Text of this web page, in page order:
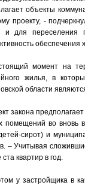
объекты
проекту, -
и для переселения
обеспечения
момент на
жилья, в
области
закона
помещений во вновь
сирот) и
– Учитывая
квартир в год.
у застройщика в